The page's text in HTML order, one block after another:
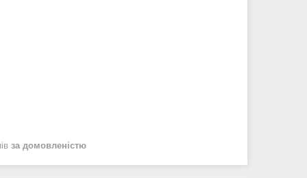
за домовленістю